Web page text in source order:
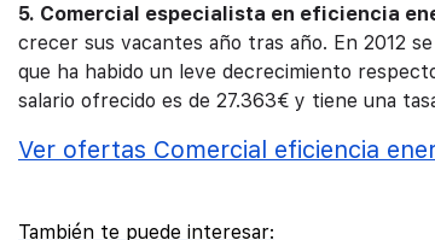
5. Comercial especialista en eficiencia
crecer sus vacantes año tras año. En 2012
que ha habido un leve decrecimiento
salario ofrecido es de 27.363€ y tiene una
Ver ofertas Comercial eficiencia
También te puede interesar: